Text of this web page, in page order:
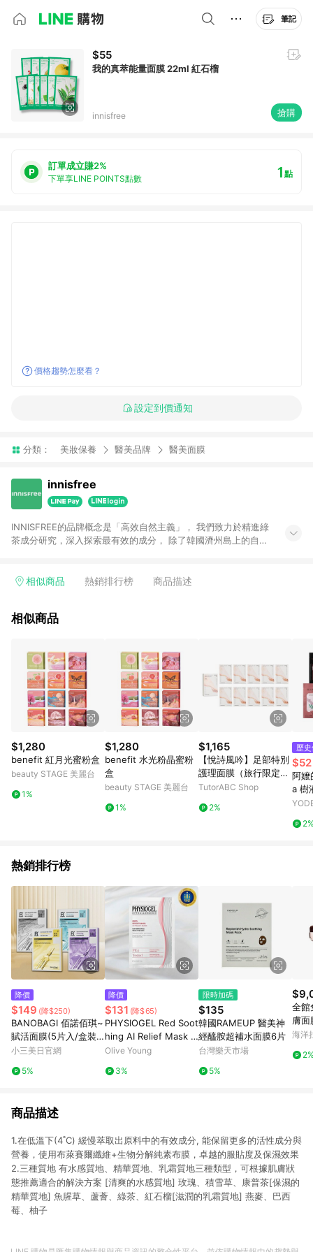
筆記
$55
我的真萃能量面膜 22ml 紅石榴
innisfree 搶購
訂單成立賺2%
下單享LINE POINTS點數 1點
價格趨勢怎麼看？
設定到價通知
分類： 美妝保養 醫美品牌 醫美面膜
innisfree
INNISFREE的品牌概念是「高效自然主義」， 我們致力於精進綠
茶成分研究，深入探索最有效的成分， 除了韓國濟州島上的自然
滿活力形象的「自由之島」， 開啟全新肌膚保養的可能性，致力
相似商品 熱銷排行榜 商品描述
相似商品
$1,280
benefit 紅月光蜜粉盒
beauty STAGE 美麗台
1%
$1,280
benefit 水光粉晶蜜粉
盒
beauty STAGE 美麗台
1%
$1,165
【悅詩風吟】足部特別
護理面膜（旅行限定
版）
TutorABC Shop
2%
歷
$52
阿嬤
a 樹
款可
熱銷排行榜
降價
$149 (降$250)
BANOBAGI 佰諾佰琪~
賦活面膜(5片入/盒裝)
款式可選
小三美日官網
5%
降價
$131 (降$65)
PHYSIOGEL Red Soot
hing AI Relief Mask S
heet 1 Sheet
Olive Young
3%
限時加碼
$135
韓國RAMEUP 醫美神
經醯胺超補水面膜6片
台灣樂天市場
5%
全館
膚面
海洋
商品描述
1.在低溫下(4˚C) 緩慢萃取出原料中的有效成分, 能保留更多的活性成分與
營養，使用布萊賽爾纖維+生物分解純素布膜，卓越的服貼度及保濕效果
2.三種質地 有水感質地、精華質地、乳霜質地三種類型，可根據肌膚狀
態推薦適合的解決方案 [清爽的水感質地] 玫瑰、積雪草、康普茶[保濕的
精華質地] 魚腥草、蘆薈、綠茶、紅石榴[滋潤的乳霜質地] 燕麥、巴西
莓、柚子